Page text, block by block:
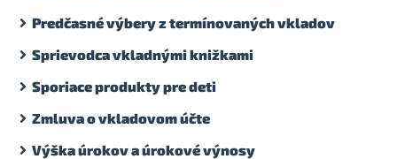
Predčasné výbery z termínovaných vkladov
Sprievodca vkladnými knižkami
Sporiace produkty pre deti
Zmluva o vkladovom účte
Výška úrokov a úrokové výnosy